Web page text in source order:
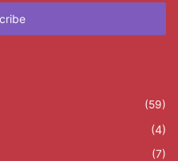
(59)
(4)
(7)